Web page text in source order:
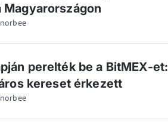
Magyarországon
perelték be a BitMEX-et:
kereset érkezett